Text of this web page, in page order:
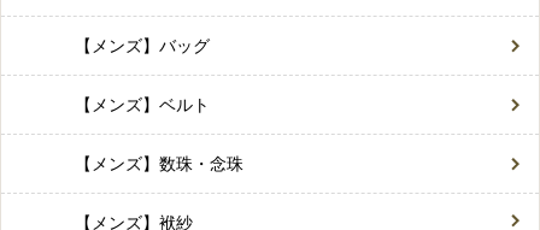
【メンズ】バッグ
【メンズ】ベルト
【メンズ】数珠・念珠
【メンズ】袱紗